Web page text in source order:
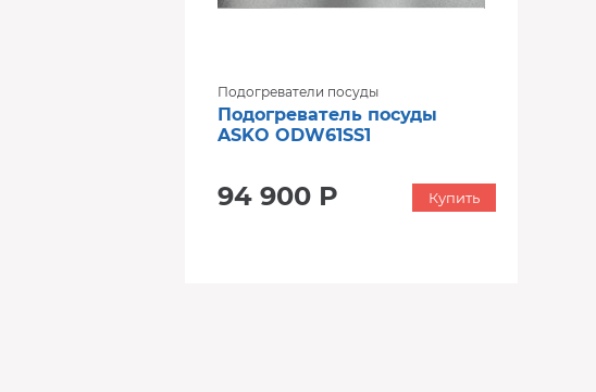
Подогреватели посуды
Подогреватель посуды
ASKO ODW61SS1
94 900 Р Купить